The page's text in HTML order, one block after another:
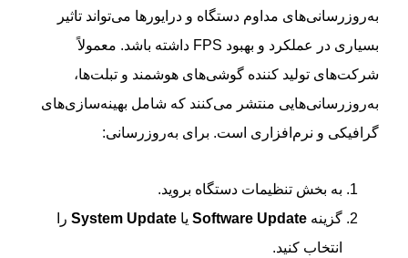
به‌روزرسانی‌های مداوم دستگاه و درایورها می‌تواند تاثیر
بسیاری در عملکرد و بهبود FPS داشته باشد. معمولاً
شرکت‌های تولید کننده گوشی‌های هوشمند و تبلت‌ها،
به‌روزرسانی‌هایی منتشر می‌کنند که شامل بهینه‌سازی‌های
گرافیکی و نرم‌افزاری است. برای به‌روزرسانی:
به بخش تنظیمات دستگاه بروید.
گزینهSoftware Update یاSystem Update را
انتخاب کنید.